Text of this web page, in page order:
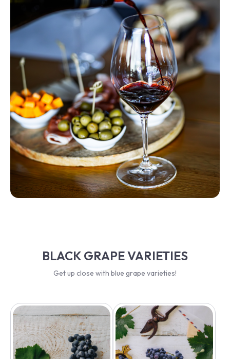
BLACK GRAPE VARIETIES
Get up close with blue grape varieties!